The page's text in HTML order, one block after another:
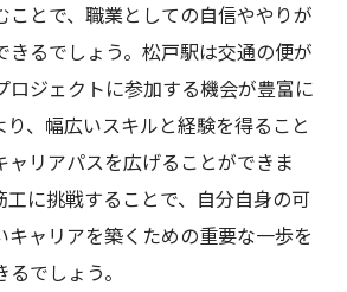
現場での実践経験のバランス
したキャリアパス
鉄筋工の魅力を発見未経験からの
の鉄筋工の職場環境
鉄筋工を始めるためのステップ
ての一日の流れ
ことで、職業としての自信ややりが
きるでしょう。松戸駅は交通の便が
ロジェクトに参加する機会が豊富に
り、幅広いスキルと経験を得ること
リアパスを広げることができま
工に挑戦することで、自分自身の可
ャリアを築くための重要な一歩を
でしょう。